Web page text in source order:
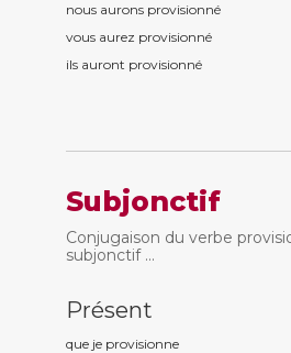
nous aurons provisionné
vous aurez provisionné
ils auront provisionné
Subjonctif
Conjugaison du verbe
subjonctif ...
Présent
que je provisionne